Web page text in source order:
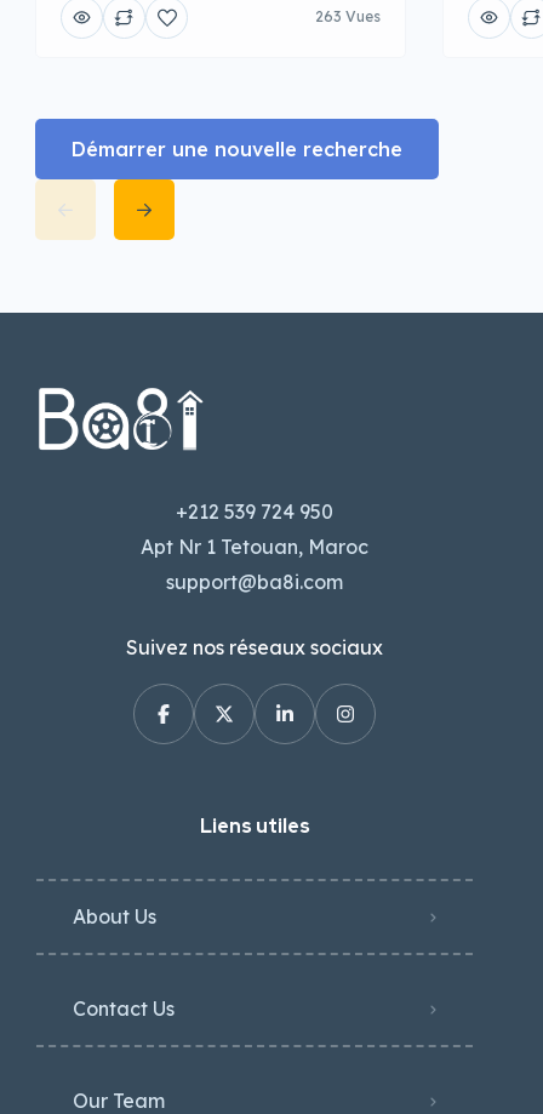
263 Vues
Démarrer une nouvelle recherche
+212 539 724 950
Apt Nr 1 Tetouan, Maroc
support@ba8i.com
Suivez nos réseaux sociaux
Liens utiles
About Us
Contact Us
Our Team